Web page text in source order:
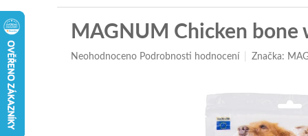
MAGNUM Chicken bone
Průměrné
Neohodnoceno Podrobnosti hodnocení Značka: